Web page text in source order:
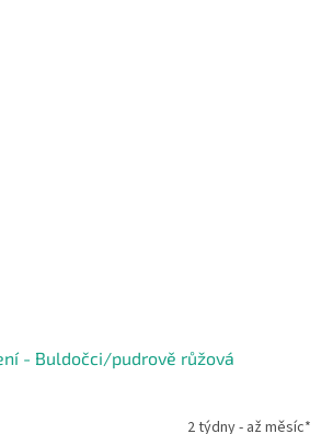
- Buldočci/pudrově růžová
2 týdny - až měsíc*